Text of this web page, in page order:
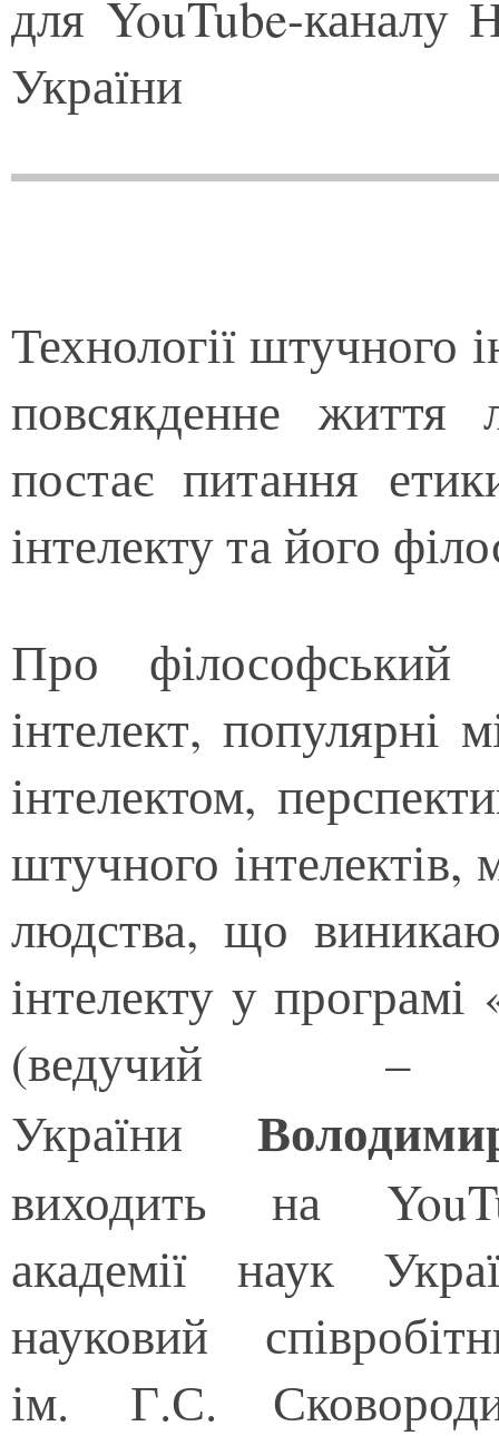
для YouTube-каналу
України
Технології штучного
повсякденне
постає питання
інтелекту та його
Про філософський
інтелект, популярні
інтелектом,
штучного
людства, що
інтелекту у
(ведучий –
України
виходить на
академії наук
науковий
ім. Г.С.